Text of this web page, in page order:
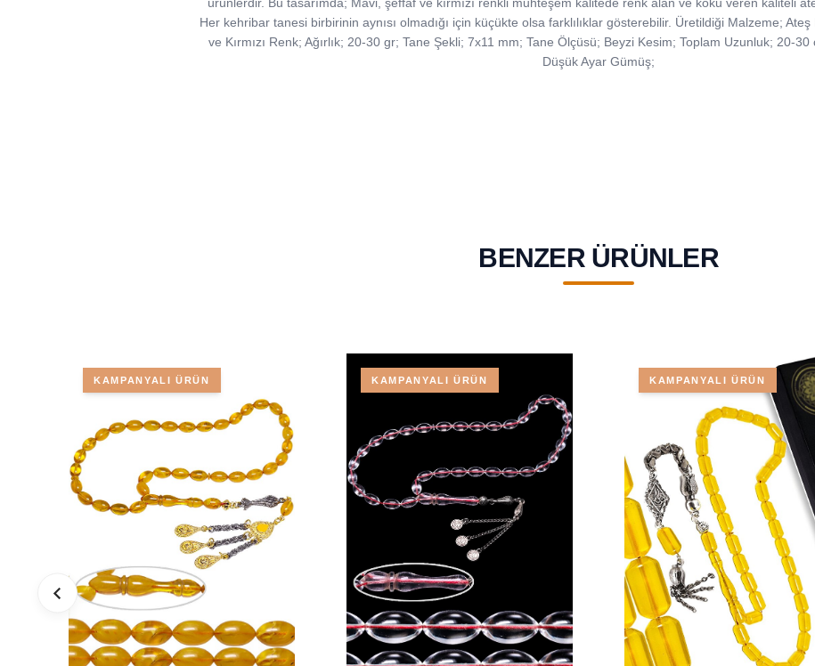
ürünlerdir. Bu tasarımda; Mavi, şeffaf ve kırmızı renkli muhteşem kalitede renk alan ve koku veren kaliteli
Her kehribar tanesi birbirinin aynısı olmadığı için küçükte olsa farklılıklar gösterebilir. Üretildiği Malzeme;
ve Kırmızı Renk; Ağırlık; 20-30 gr; Tane Şekli; 7x11 mm; Tane Ölçüsü; Beyzi Kesim; Toplam Uzunluk; 20-
Düşük Ayar Gümüş;
BENZER ÜRÜNLER
KAMPANYALI ÜRÜN KAMPANYALI ÜRÜN KAMPANYALI ÜRÜN